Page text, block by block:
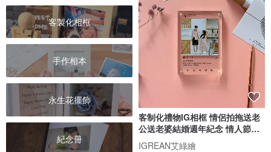
客製化相框
手作相本
永生花擺飾
紀念冊
客制化禮物IG相框 情侶拍拖送老
公送老婆結婚週年紀念 情人節禮
盒
IGREAN艾綠繪